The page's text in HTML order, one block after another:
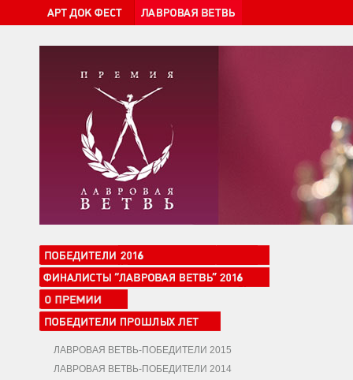
ЛАВРОВАЯ ВЕТВЬ-ПОБЕДИТЕЛИ 2015
ЛАВРОВАЯ ВЕТВЬ-ПОБЕДИТЕЛИ 2014